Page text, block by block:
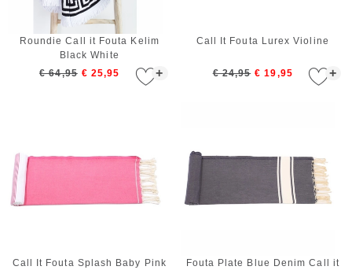
+
Roundie Call it Fouta Kelim
Black White
€ 64,95 € 25,95 +
Call It Fouta Lurex Violine
€ 24,95 € 19,95
Call It Fouta Splash Baby Pink Fouta Plate Blue Denim Call it